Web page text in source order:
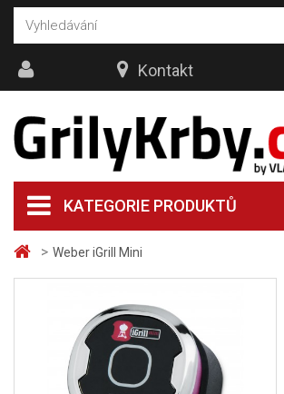
> Weber iGrill Mini
KATEGORIE PRODUKTŮ
Kontakt